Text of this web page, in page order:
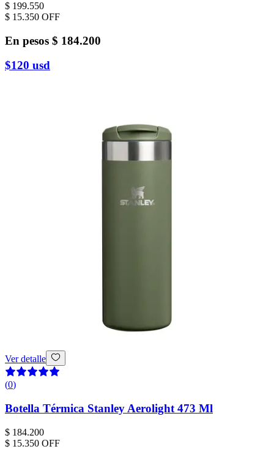
$ 199.550
$ 15.350 OFF
En pesos $ 184.200
$120 usd
Ver detalle
(0)
Botella Térmica Stanley Aerolight 473 Ml
$ 184.200
$ 15.350 OFF